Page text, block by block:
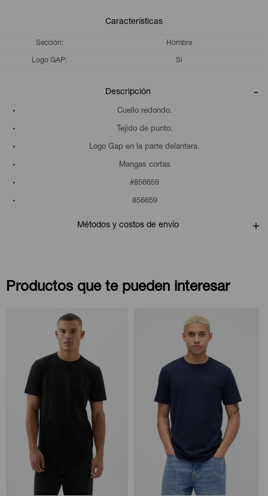
Características
Sección Hombre
Logo GAP Si
Descripción
Cuello redondo.
Tejido de punto.
Logo Gap en la parte delantera.
Mangas cortas
#856659
856659
Métodos y costos de envío
Productos que te pueden interesar